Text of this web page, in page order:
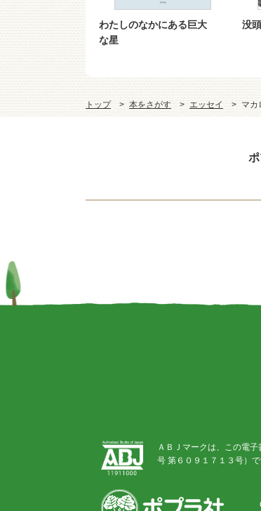
わたしのなかにある巨大
な星
没
トップ 本をさがす エッセイ マカ
ＡＢＪマークは、この電
号 第６０９１７１３号）